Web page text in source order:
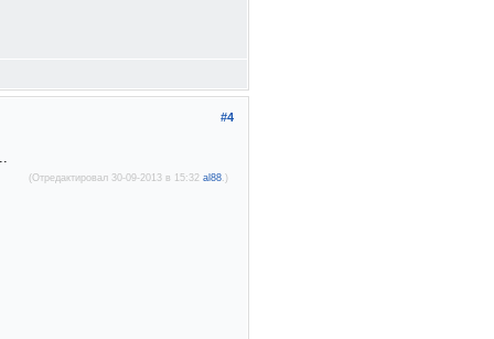
#4
(Отредактировал 30-09-2013 в 15:32 al88.)